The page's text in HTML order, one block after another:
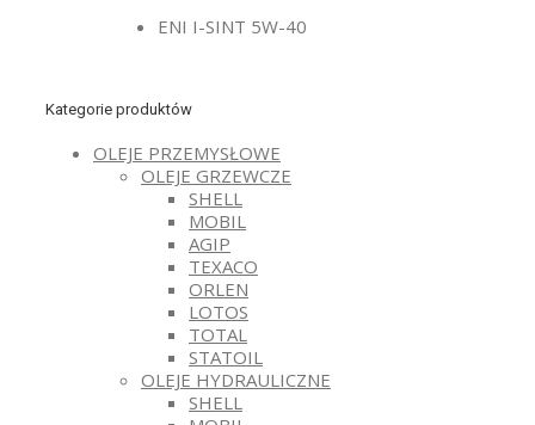
ENI I-SINT 5W-40
Kategorie produktów
OLEJE PRZEMYSŁOWE
OLEJE GRZEWCZE
SHELL
MOBIL
AGIP
TEXACO
ORLEN
LOTOS
TOTAL
STATOIL
OLEJE HYDRAULICZNE
SHELL